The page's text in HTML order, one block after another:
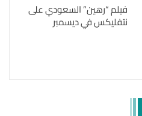
فيلم “رهين” السعودي على
نتفليكس في ديسمبر